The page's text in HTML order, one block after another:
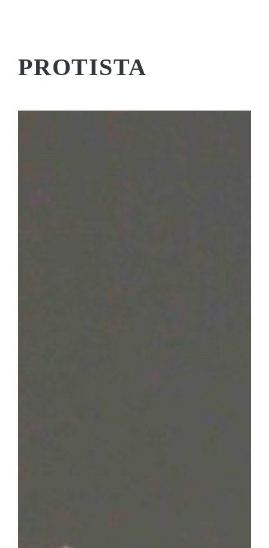
PROTISTA